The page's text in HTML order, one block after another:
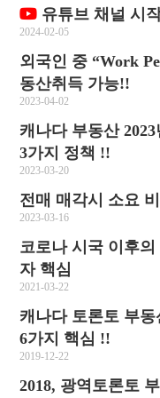
유튜브 채널 시
2024-02-05
외국인 중 “Work
동산취득 가능!!
2023-04-02
캐나다 부동산
3가지 정책 !!
2023-03-20
전매 매각시 소요
2023-03-16
코로나 시국 이후
자 핵심
2021-03-22
캐나다 토론토 부
6가지 핵심 !!
2019-12-22
2018, 광역토론토